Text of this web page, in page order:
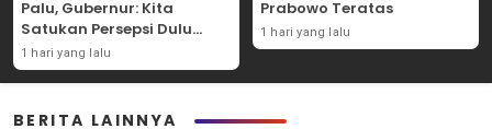
Palu, Gubernur: Kita
Satukan Persepsi Dulu
dengan Menteri ESDM
1 hari yang lalu
Prabowo Teratas
1 hari yang lalu
BERITA LAINNYA